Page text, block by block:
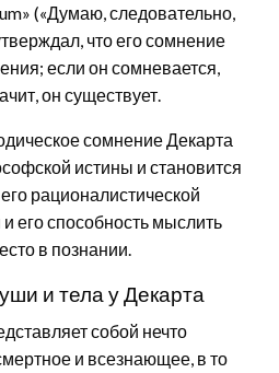
(«Думаю, следовательно,
что его сомнение
если он сомневается,
он существует.
сомнение Декарта
истины и становится
рационалистической
его способность мыслить
в познании.
и тела у Декарта
собой нечто
и всезнающее, в то